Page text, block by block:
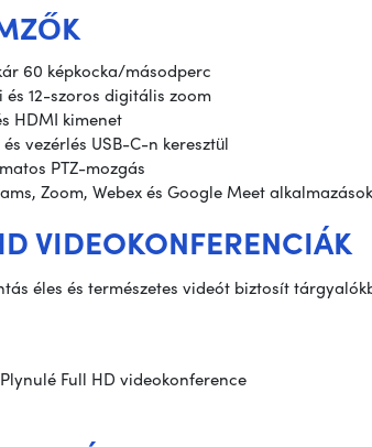
60 képkocka/másodperc
12-szoros digitális zoom
HDMI kimenet
vezérlés USB-C-n keresztül
PTZ-mozgás
Zoom, Webex és Google Meet
VIDEOKONFERENCIÁK
éles és természetes videót biztosít